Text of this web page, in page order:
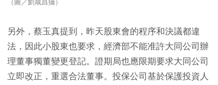
（圖／劉咸昌攝）
另外，蔡玉真提到，昨天股東會的程序和決議都違
法，因此小股東也要求，經濟部不能准許大同公司辦
理董事獨董變更登記。證期局也應限期要求大同公司
立即改正，重選合法董事。投保公司基於保護投資人